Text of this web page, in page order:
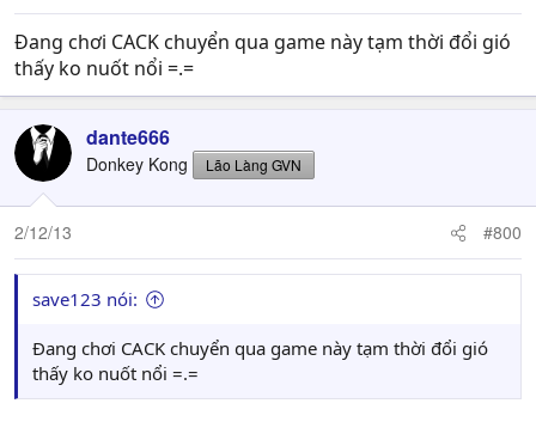
Đang chơi CACK chuyển qua game này tạm thời đổi gió
thấy ko nuốt nổi =.=
dante666
Donkey Kong Lão Làng GVN
2/12/13 #800
save123 nói:
Đang chơi CACK chuyển qua game này tạm thời đổi gió
thấy ko nuốt nổi =.=